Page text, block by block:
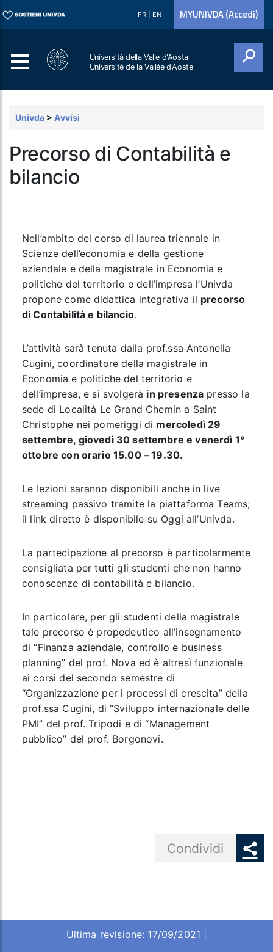
FR EN MYUNIVDA (Accedi)
Università della Valle d'Aosta
Université de la Vallée d'Aoste
Univda > Avvisi
Precorso di Contabilità e
bilancio
Nell’ambito del corso di laurea triennale in
Scienze dell’economia e della gestione
aziendale e della magistrale in Economia e
politiche del territorio e dell’impresa l’Univda
propone come didattica integrativa il precorso
di Contabilità e bilancio.
L’attività sarà tenuta dalla prof.ssa Antonella
Cugini, coordinatore della magistrale in
Economia e politiche del territorio e
dell’impresa, e si svolgerà in presenza presso la
sede di Località Le Grand Chemin a Saint
Christophe nei pomeriggi di mercoledì 29
settembre, giovedì 30 settembre e venerdì 1°
ottobre con orario 15.00 – 19.30.
Le lezioni saranno disponibili anche in live
streaming passivo tramite la piattaforma Teams;
il link diretto è disponibile su Oggi all’Univda.
La partecipazione al precorso è particolarmente
consigliata per tutti gli studenti che non hanno
conoscenze di contabilità e bilancio.
In particolare, per gli studenti della magistrale
tale precorso è propedeutico all’insegnamento
di “Finanza aziendale, controllo e business
planning” del prof. Nova ed è altresì funzionale
ai corsi del secondo semestre di
“Organizzazione per i processi di crescita” della
prof.ssa Cugini, di “Sviluppo internazionale delle
PMI” del prof. Tripodi e di “Management
pubblico” del prof. Borgonovi.
Condividi
Ultima revisione: 17/09/2021 |